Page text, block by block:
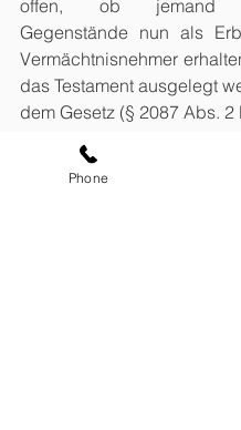
offen, ob jemand
Gegenstände nun als
Vermächtnisnehmer
das Testament ausgelegt
dem Gesetz (§ 2087 Abs. 2
Zuwendung einzelner
Zweifel keine
Phone